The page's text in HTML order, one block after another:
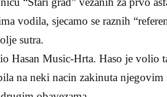
vodila, sjecamo se raznih
sutra.
Hasan Music-Hrta. Haso je volio
na neki nacin zakinuta njegovim